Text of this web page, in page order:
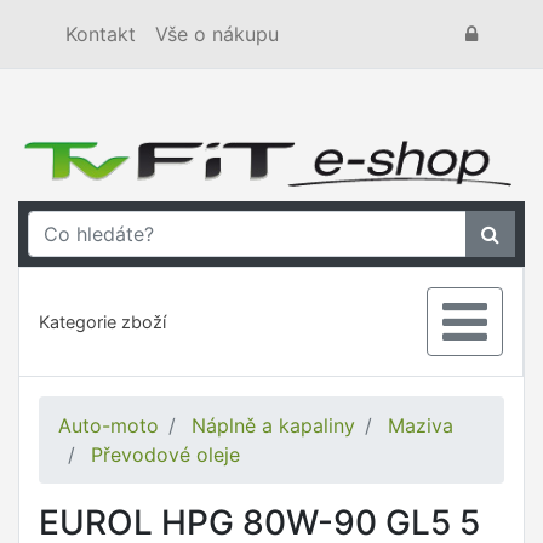
Kontakt Vše o nákupu
Kategorie zboží
Auto-moto Náplně a kapaliny
Maziva
Převodové oleje
EUROL HPG 80W-90 GL5 5